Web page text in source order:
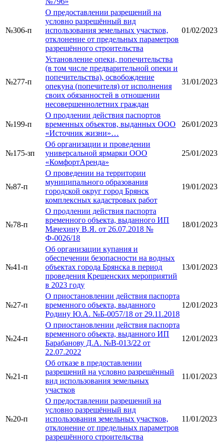
№306-п
О предоставлении разрешений на
условно разрешённый вид
использования земельных участков,
отклонение от предельных параметров
разрешённого строительства
01/02/2023
№277-п
Установление опеки, попечительства
(в том числе предварительной опеки и
попечительства), освобождение
опекуна (попечителя) от исполнения
своих обязанностей в отношении
несовершеннолетних граждан
31/01/2023
№199-п
О продлении действия паспортов
временных объектов, выданных ООО
«Источник жизни»…
26/01/2023
№175-зп
Об организации и проведении
универсальной ярмарки ООО
«КомфортАренда»
25/01/2023
№87-п
О проведении на территории
муниципального образования
городской округ город Брянск
комплексных кадастровых работ
19/01/2023
№78-п
О продлении действия паспорта
временного объекта, выданного ИП
Мачехину В.Я. от 26.07.2018 №
Ф-0026/18
18/01/2023
№41-п
Об организации купания и
обеспечении безопасности на водных
объектах города Брянска в период
проведения Крещенских мероприятий
в 2023 году
13/01/2023
№27-п
О приостановлении действия паспорта
временного объекта, выданного
Родину Ю.А. №Б-0057/18 от 29.11.2018
12/01/2023
№24-п
О приостановлении действия паспорта
временного объекта, выданного ИП
Барабанову Д.А. №В-013/22 от
22.07.2022
12/01/2023
№21-п
Об отказе в предоставлении
разрешений на условно разрешённый
вид использования земельных
участков
11/01/2023
№20-п
О предоставлении разрешений на
условно разрешённый вид
использования земельных участков,
отклонение от предельных параметров
разрешённого строительства
11/01/2023